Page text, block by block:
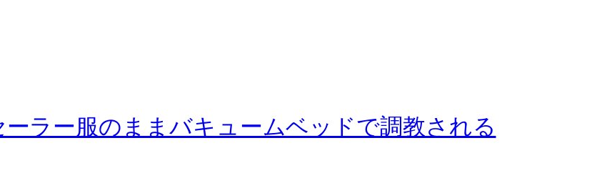
ーラー服のままバキュームベッドで調教される